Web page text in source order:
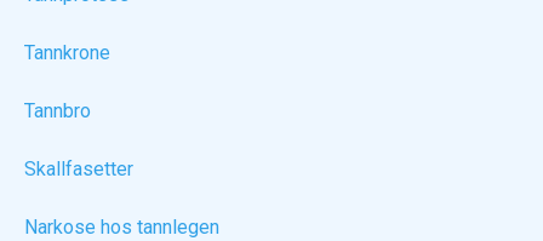
Tannkrone
Tannbro
Skallfasetter
Narkose hos tannlegen